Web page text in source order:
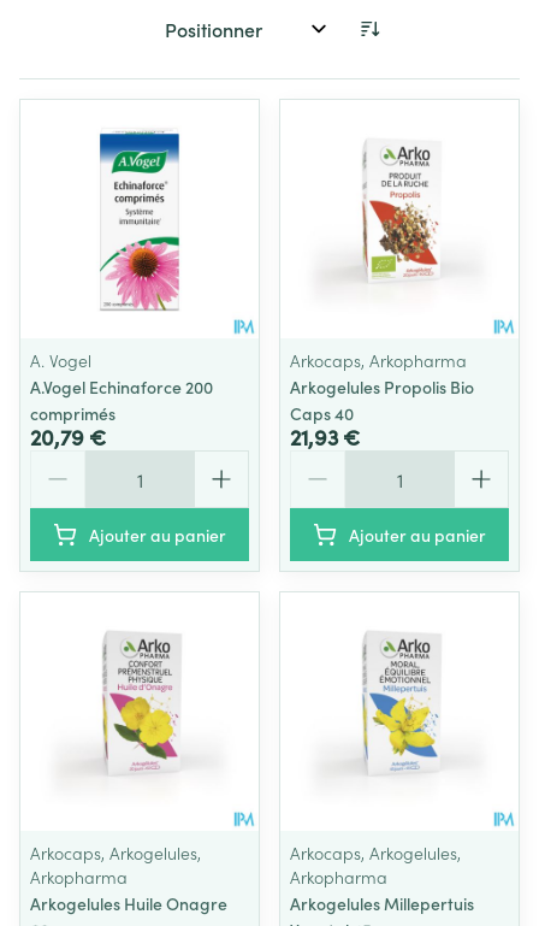
Trier par:
A. Vogel
A.Vogel Echinaforce 200
comprimés
20,79 €
Ajouter au panier
Arkocaps, Arkopharma
Arkogelules Propolis Bio
Caps 40
21,93 €
Ajouter au panier
Arkocaps, Arkogelules,
Arkopharma
Arkogelules Huile Onagre
Arkocaps, Arkogelules,
Arkopharma
Arkogelules Millepertuis